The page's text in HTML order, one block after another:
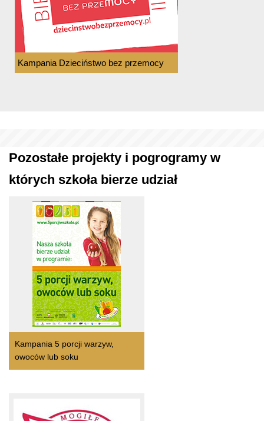
Kampania Dzieciństwo bez przemocy
Pozostałe projekty i pogrogramy w
których szkoła bierze udział
Kampania 5 porcji warzyw,
owoców lub soku